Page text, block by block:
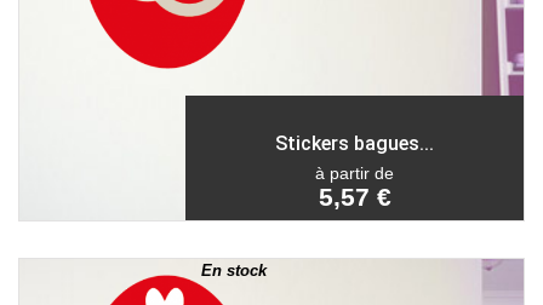
Stickers bagues...
à partir de
5,57 €
En stock